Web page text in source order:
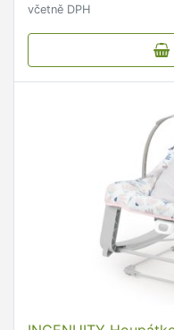
včetně DPH